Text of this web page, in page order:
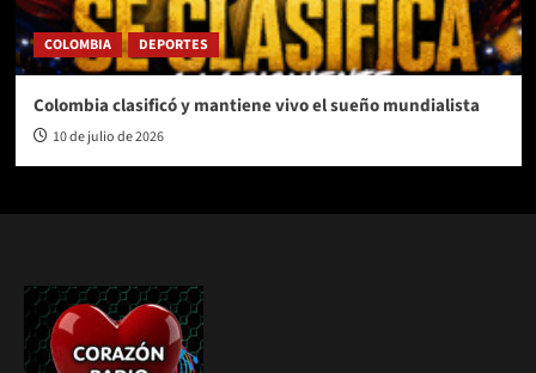
COLOMBIA DEPORTES
Colombia clasificó y mantiene vivo el sueño mundialista
10 de julio de 2026